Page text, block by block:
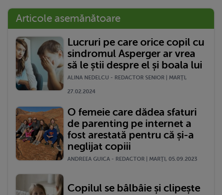
Articole asemănătoare
Lucruri pe care orice copil cu
sindromul Asperger ar vrea
să le știi despre el și boala lui
ALINA NEDELCU - REDACTOR SENIOR | MARŢI,
27.02.2024
O femeie care dădea sfaturi
de parenting pe internet a
fost arestată pentru că și-a
neglijat copiii
ANDREEA GUICA - REDACTOR | MARŢI, 05.09.2023
Copilul se bâlbâie și clipește